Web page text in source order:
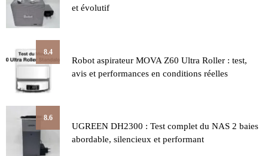
et évolutif
8.4
Robot aspirateur MOVA Z60 Ultra Roller : test,
avis et performances en conditions réelles
8.6
UGREEN DH2300 : Test complet du NAS 2 baies
abordable, silencieux et performant